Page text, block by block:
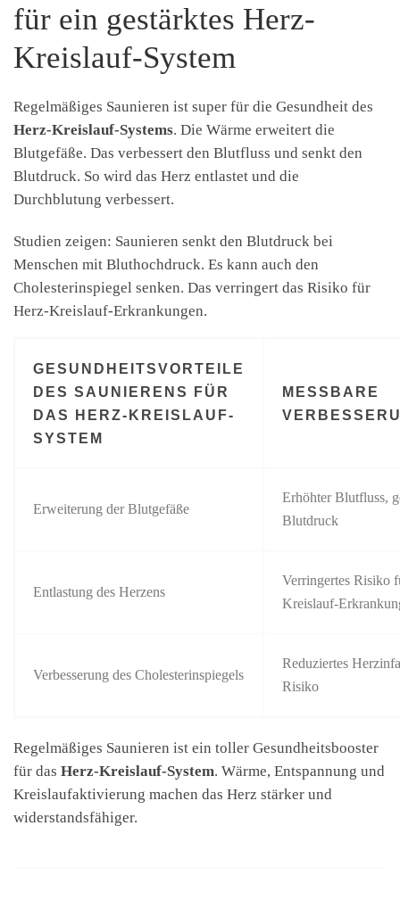
für ein gestärktes Herz-
Kreislauf-System
Regelmäßiges Saunieren ist super für die Gesundheit des
Herz-Kreislauf-Systems. Die Wärme erweitert die
Blutgefäße. Das verbessert den Blutfluss und senkt den
Blutdruck. So wird das Herz entlastet und die
Durchblutung verbessert.
Studien zeigen: Saunieren senkt den Blutdruck bei
Menschen mit Bluthochdruck. Es kann auch den
Cholesterinspiegel senken. Das verringert das Risiko für
Herz-Kreislauf-Erkrankungen.
GESUNDHEITSVORTEILE
DES SAUNIERENS FÜR
DAS HERZ-KREISLAUF-
SYSTEM
MESSBARE
Erweiterung der Blutgefäße
Erhöhter Blutfluss,
Blutdruck
Entlastung des Herzens
Verringertes Risiko
Kreislauf-
Verbesserung des Cholesterinspiegels
Reduziertes
Risiko
Regelmäßiges Saunieren ist ein toller Gesundheitsbooster
für das Herz-Kreislauf-System. Wärme, Entspannung und
Kreislaufaktivierung machen das Herz stärker und
widerstandsfähiger.